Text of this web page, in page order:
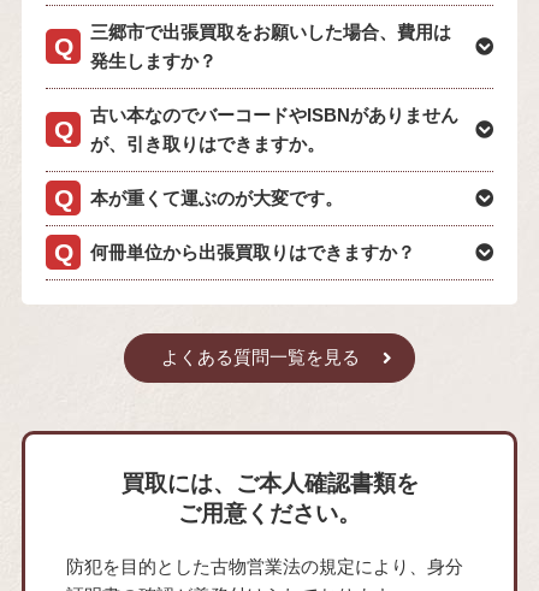
三郷市で出張買取をお願いした場合、費用は
発生しますか？
古い本なのでバーコードやISBNがありません
が、引き取りはできますか。
本が重くて運ぶのが大変です。
何冊単位から出張買取りはできますか？
よくある質問一覧を見る
買取には、ご本人確認書類を
ご用意ください。
防犯を目的とした古物営業法の規定により、身分